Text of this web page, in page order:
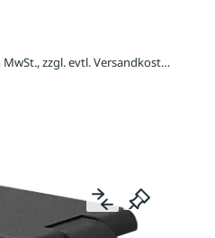
1.035,30 € / Stück inkl. 19 % MwSt., zzgl. evtl. Versandkosten